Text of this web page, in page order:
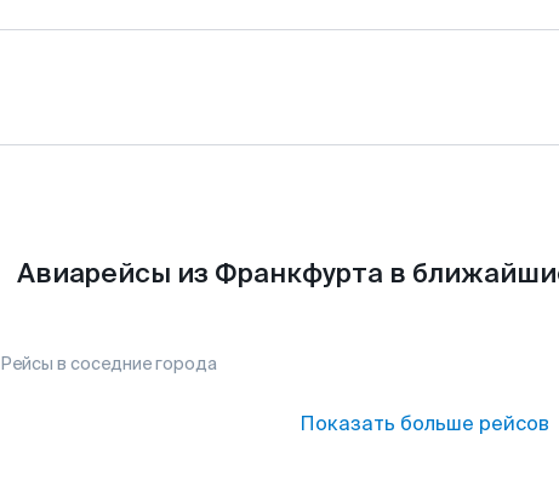
Авиарейсы из Франкфурта в
Рейсы в соседние города
Показать больше рейсов